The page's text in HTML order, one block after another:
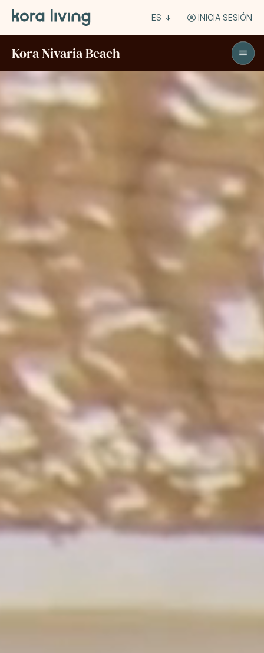
ES INICIA SESIÓN
Kora Nivaria Beach